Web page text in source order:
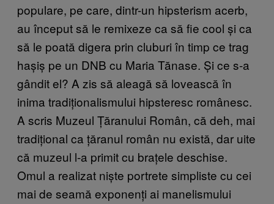
populare, pe care, dintr-un hipsterism acerb,
au început să le remixeze ca să fie cool și ca
să le poată digera prin cluburi în timp ce trag
hașiș pe un DNB cu Maria Tănase. Și ce s-a
gândit el? A zis să aleagă să lovească în
inima tradiționalismului hipsteresc românesc.
A scris Muzeul Țăranului Român, că deh, mai
tradițional ca țăranul român nu există, dar uite
că muzeul l-a primit cu brațele deschise.
Omul a realizat niște portrete simpliste cu cei
mai de seamă exponenți ai manelismului